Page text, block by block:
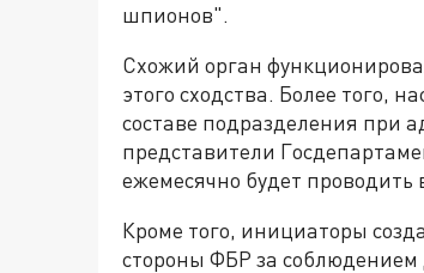
шпионов".
Схожий орган
этого сходства. Более того,
составе подразделения при
представители
ежемесячно будет проводить
Кроме того, инициаторы
стороны ФБР за